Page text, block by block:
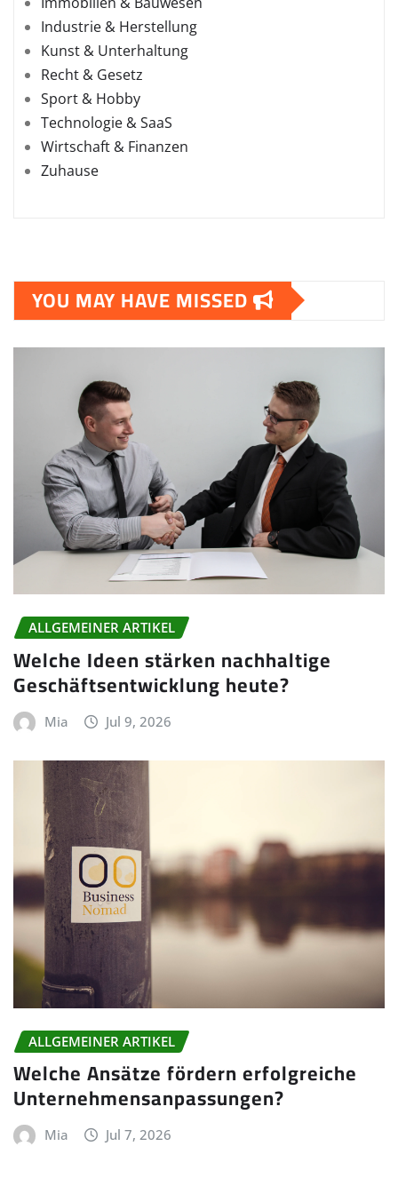
Industrie & Herstellung
Kunst & Unterhaltung
Recht & Gesetz
Sport & Hobby
Technologie & SaaS
Wirtschaft & Finanzen
Zuhause
YOU MAY HAVE MISSED
ALLGEMEINER ARTIKEL
Welche Ideen stärken nachhaltige
Geschäftsentwicklung heute?
Mia Jul 9, 2026
ALLGEMEINER ARTIKEL
Welche Ansätze fördern erfolgreiche
Unternehmensanpassungen?
Mia Jul 7, 2026